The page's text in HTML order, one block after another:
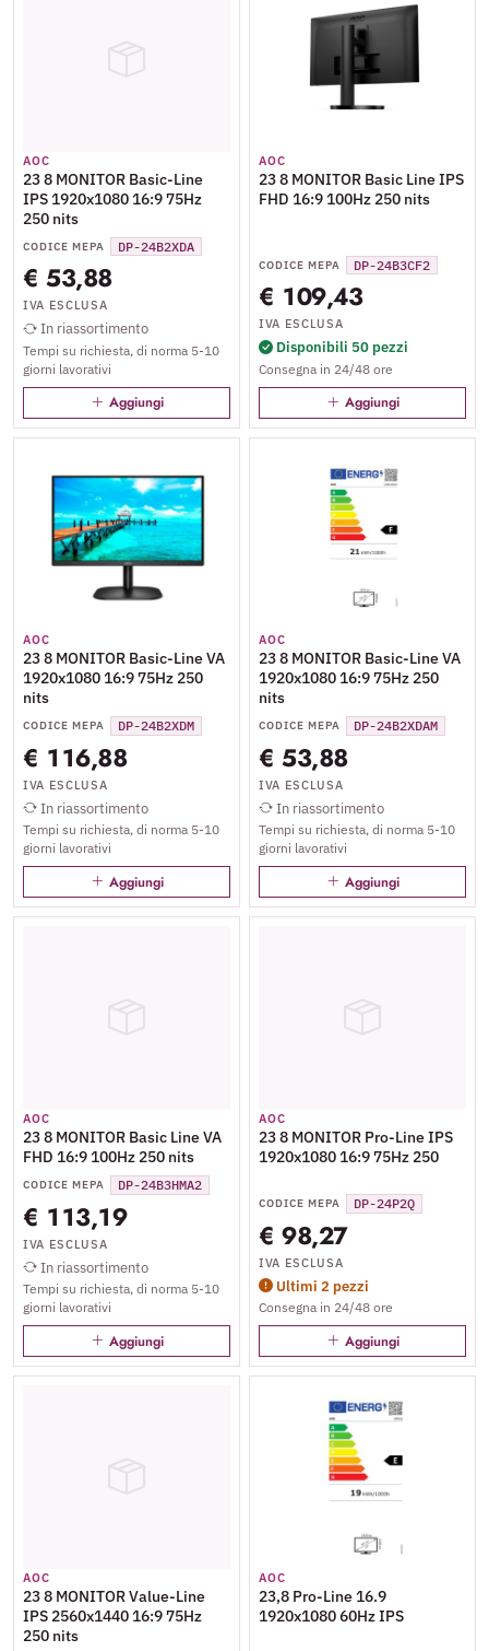
AOC
23 8 MONITOR Basic-Line
IPS 1920x1080 16:9 75Hz
250 nits
CODICE MEPA DP-24B2XDA
€ 53,88
IVA ESCLUSA
In riassortimento
Tempi su richiesta, di norma 5-10
giorni lavorativi
Aggiungi
AOC
23 8 MONITOR Basic Line IPS
FHD 16:9 100Hz 250 nits
CODICE MEPA DP-24B3CF2
€ 109,43
IVA ESCLUSA
Disponibili 50 pezzi
Consegna in 24/48 ore
Aggiungi
AOC
23 8 MONITOR Basic-Line VA
1920x1080 16:9 75Hz 250
nits
CODICE MEPA DP-24B2XDM
€ 116,88
IVA ESCLUSA
In riassortimento
Tempi su richiesta, di norma 5-10
giorni lavorativi
Aggiungi
AOC
23 8 MONITOR Basic-Line VA
1920x1080 16:9 75Hz 250
nits
CODICE MEPA DP-24B2XDAM
€ 53,88
IVA ESCLUSA
In riassortimento
Tempi su richiesta, di norma 5-10
giorni lavorativi
Aggiungi
AOC
23 8 MONITOR Basic Line VA
FHD 16:9 100Hz 250 nits
CODICE MEPA DP-24B3HMA2
€ 113,19
IVA ESCLUSA
In riassortimento
Tempi su richiesta, di norma 5-10
giorni lavorativi
Aggiungi
AOC
23 8 MONITOR Pro-Line IPS
1920x1080 16:9 75Hz 250
CODICE MEPA DP-24P2Q
€ 98,27
IVA ESCLUSA
Ultimi 2 pezzi
Consegna in 24/48 ore
Aggiungi
AOC
23 8 MONITOR Value-Line
IPS 2560x1440 16:9 75Hz
250 nits
AOC
23,8 Pro-Line 16.9
1920x1080 60Hz IPS